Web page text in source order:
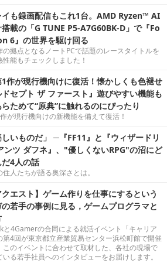
イも録画配信もこれ1台。AMD Ryzen™ AI
載の「G TUNE P5-A7G60BK-D」で『Fo
6』の世界を駆け回る
の拠点となるノートPCで話題のレースタイトルを
能もチェックしました！
作が現行機向けに復活！懐かしくも色褪せ
セプト ザ ファースト』遊びやすい機能も
ためて“原典”に触れるのにぴったり
が現行機向けの新機能を備えて復活！
しいものだ」 ─『FF11』と『ウィザードリ
ンツ ダフネ』、"優しくないRPG"の沼にど
4人の話
人たちが語る奥深さとは。
クエスト】ゲーム作りを仕事にするという
若手の事例に見る，ゲームプログラマと
4Gamerの合同による就活イベント「キャリア
第4回が東京都立産業貿易センター浜松町館で開催
このイベントに合わせて取材した、各社の現場で
る若手社員へのインタビューをお届けします。